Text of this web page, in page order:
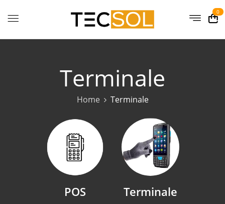
0
Terminale
Home Terminale
POS
Terminale